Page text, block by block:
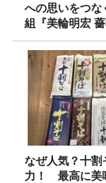
への思いをつな
組『美輪明宏
～ごきげんよう
～』8/9（日）
なぜ人気？十割
力！ 最高に美